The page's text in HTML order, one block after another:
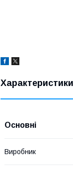
Характеристики
Основні
Виробник